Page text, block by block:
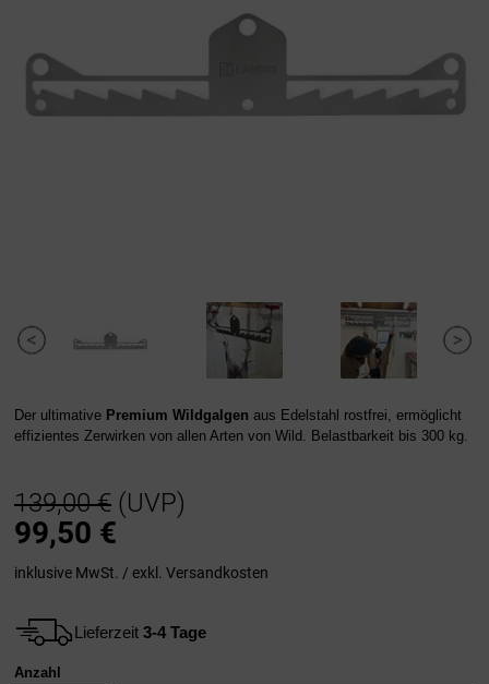
Der ultimative Premium Wildgalgen aus Edelstahl rostfrei, ermöglicht
effizientes Zerwirken von allen Arten von Wild. Belastbarkeit bis 300 kg.
139,00 € (UVP)
99,50 €
inklusive MwSt. / exkl. Versandkosten
Lieferzeit 3-4 Tage
Anzahl